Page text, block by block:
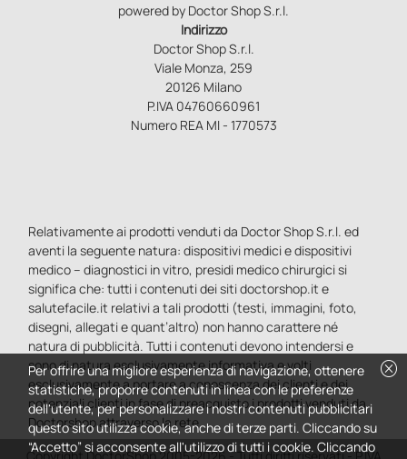
powered by Doctor Shop S.r.l.
Indirizzo
Doctor Shop S.r.l.
Viale Monza, 259
20126 Milano
P.IVA 04760660961
Numero REA MI - 1770573
Relativamente ai prodotti venduti da Doctor Shop S.r.l. ed
aventi la seguente natura: dispositivi medici e dispositivi
medico – diagnostici in vitro, presidi medico chirurgici si
significa che: tutti i contenuti dei siti doctorshop.it e
salutefacile.it relativi a tali prodotti (testi, immagini, foto,
disegni, allegati e quant’altro) non hanno carattere né
natura di pubblicità. Tutti i contenuti devono intendersi e
sono di natura esclusivamente informativa e volti
esclusivamente a portare a conoscenza dei clienti e dei
potenziali clienti in fase di preacquisto i prodotti venduti da
Doctorshop attraverso la rete.
Copyright DoctorShop 2005-2026 - Tutti diritti riservati - P.IVA
cancel
Per offrire una migliore esperienza di navigazione, ottenere
statistiche, proporre contenuti in linea con le preferenze
dell'utente, per personalizzare i nostri contenuti pubblicitari
questo sito utilizza cookie, anche di terze parti. Cliccando su
“Accetto” si acconsente all'utilizzo di tutti i cookie. Cliccando